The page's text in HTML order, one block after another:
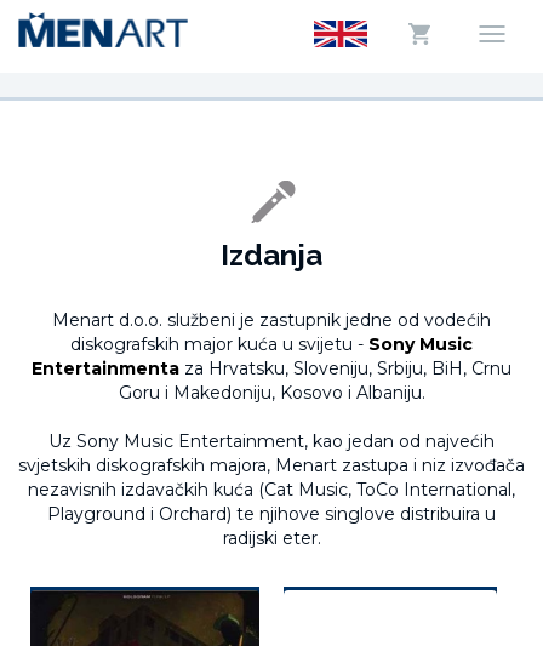
Izdanja
Menart d.o.o. službeni je zastupnik jedne od vodećih
diskografskih major kuća u svijetu - Sony Music
Entertainmenta za Hrvatsku, Sloveniju, Srbiju, BiH, Crnu
Goru i Makedoniju, Kosovo i Albaniju.
Uz Sony Music Entertainment, kao jedan od najvećih
svjetskih diskografskih majora, Menart zastupa i niz izvođača
nezavisnih izdavačkih kuća (Cat Music, ToCo International,
Playground i Orchard) te njihove singlove distribuira u
radijski eter.